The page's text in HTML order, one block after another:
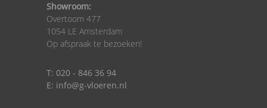
Showroom:
Overtoom 477
1054 LE Amsterdam
Op afspraak te bezoeken!
T: 020 - 846 36 94
E: info@g-vloeren.nl